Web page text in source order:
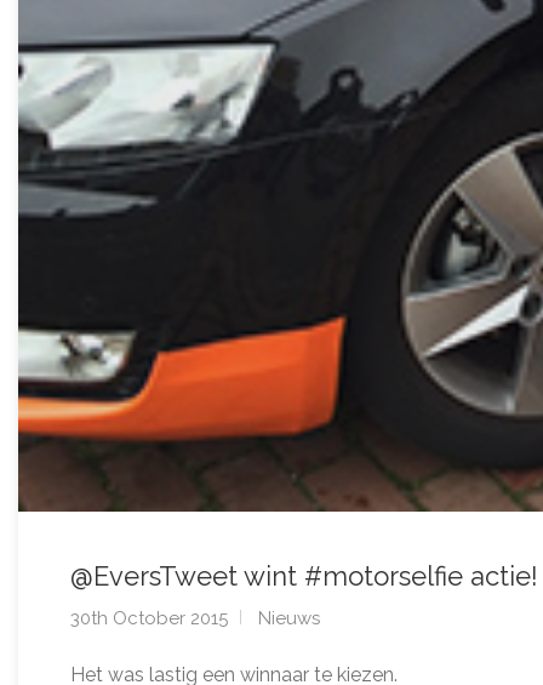
@EversTweet wint #motorselfie actie!
30th October 2015 Nieuws
Het was lastig een winnaar te kiezen.